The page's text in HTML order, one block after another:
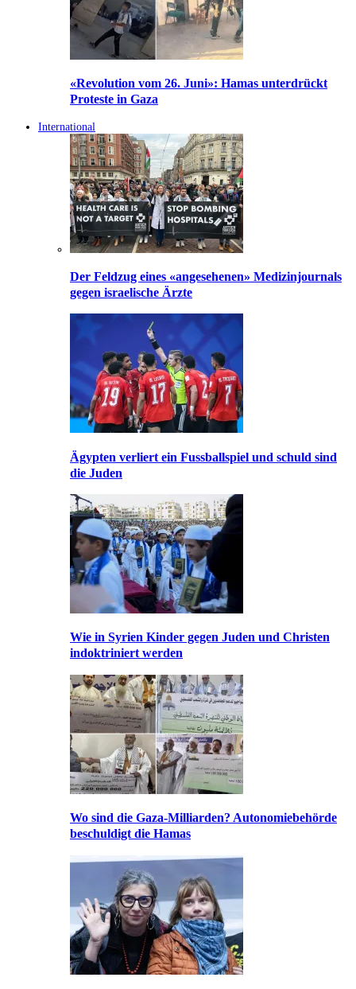
«Revolution vom 26. Juni»: Hamas unterdrückt
Proteste in Gaza
International
Der Feldzug eines «angesehenen» Medizinjournals
gegen israelische Ärzte
Ägypten verliert ein Fussballspiel und schuld sind
die Juden
Wie in Syrien Kinder gegen Juden und Christen
indoktriniert werden
Wo sind die Gaza-Milliarden? Autonomiebehörde
beschuldigt die Hamas